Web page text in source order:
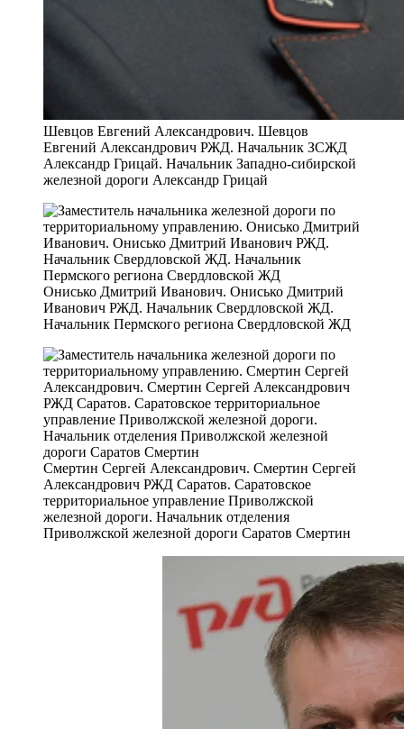
Шевцов Евгений Александрович. Шевцов
Евгений Александрович РЖД. Начальник ЗСЖД
Александр Грицай. Начальник Западно-сибирской
железной дороги Александр Грицай
Онисько Дмитрий Иванович. Онисько Дмитрий
Иванович РЖД. Начальник Свердловской ЖД.
Начальник Пермского региона Свердловской ЖД
Смертин Сергей Александрович. Смертин Сергей
Александрович РЖД Саратов. Саратовское
территориальное управление Приволжской
железной дороги. Начальник отделения
Приволжской железной дороги Саратов Смертин